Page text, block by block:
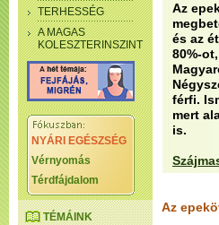
TERHESSÉG
A MAGAS
KOLESZTERINSZINT
NYÁRI EGÉSZSÉG
Vérnyomás
Térdfájdalom
TÉMÁINK
Az
és az
80%-
férfi.
mert
is.
Az